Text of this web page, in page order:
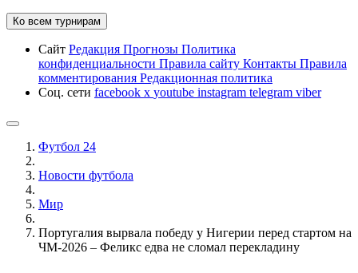
Ко всем турнирам
Сайт Редакция Прогнозы Политика
конфиденциальности Правила сайту Контакты Правила
комментирования Редакционная политика
Соц. сети facebook x youtube instagram telegram viber
Футбол 24
Новости футбола
Мир
Португалия вырвала победу у Нигерии перед стартом на
ЧМ-2026 – Феликс едва не сломал перекладину